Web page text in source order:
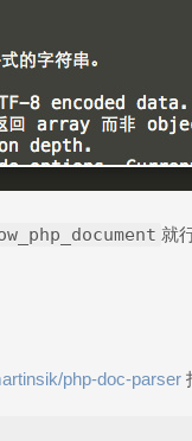
就
php-doc-parser